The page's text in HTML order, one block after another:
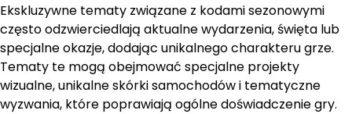
Ekskluzywne tematy związane z kodami sezonowymi
często odzwierciedlają aktualne wydarzenia, święta lub
specjalne okazje, dodając unikalnego charakteru grze.
Tematy te mogą obejmować specjalne projekty
wizualne, unikalne skórki samochodów i tematyczne
wyzwania, które poprawiają ogólne doświadczenie gry.